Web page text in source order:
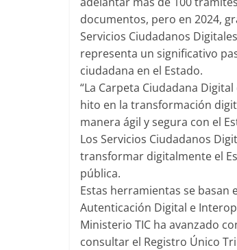
documentos, pero en 2024,
Servicios Ciudadanos
representa un significativo
ciudadana en el Estado.
“La Carpeta Ciudadana
hito en la transformación
manera ágil y segura con el
Los Servicios Ciudadanos
transformar digitalmente el
pública.
Estas herramientas se basan
Autenticación Digital e
Ministerio TIC ha avanzado
consultar el Registro Único